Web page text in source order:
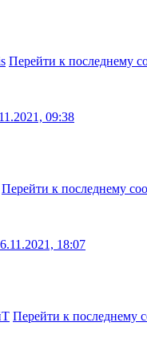
Перейти к последнему
09:38
Перейти к последнему
18:07
Перейти к последнему